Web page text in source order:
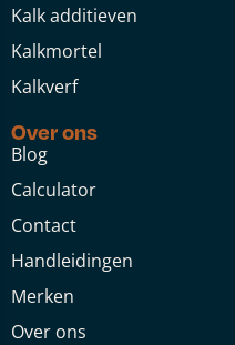
Kalk additieven
Kalkmortel
Kalkverf
Over ons
Blog
Calculator
Contact
Handleidingen
Merken
Over ons